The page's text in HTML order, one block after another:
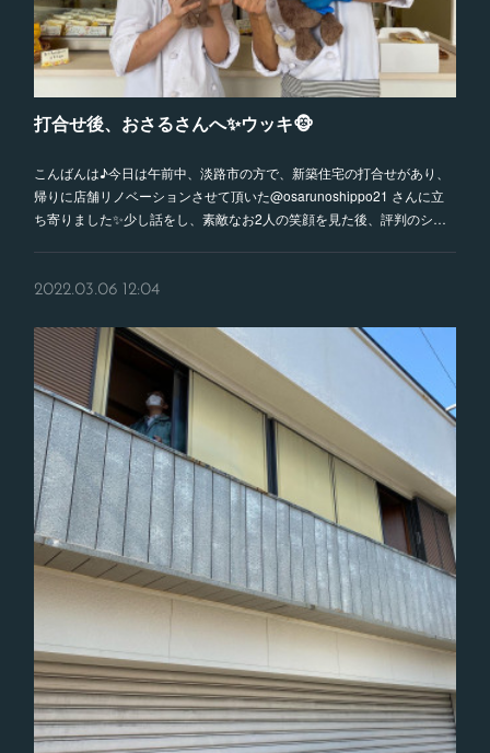
打合せ後、おさるさんへ✨ウッキ🐵
こんばんは♪今日は午前中、淡路市の方で、新築住宅の打合せがあり、
帰りに店舗リノベーションさせて頂いた@osarunoshippo21 さんに立
ち寄りました✨少し話をし、素敵なお2人の笑顔を見た後、評判のシ…
2022.03.06 12:04